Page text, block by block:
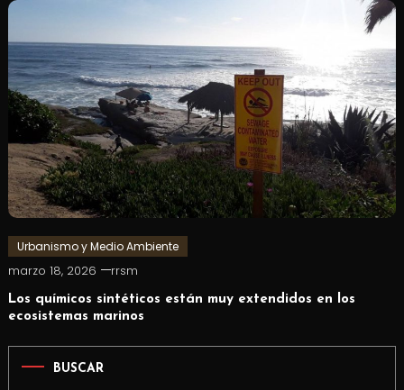
Urbanismo y Medio Ambiente
marzo 18, 2026 rrsm
Los químicos sintéticos están muy extendidos en los
ecosistemas marinos
BUSCAR